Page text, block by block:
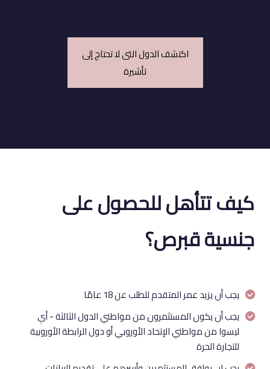
اكتشف الدول التى لا تحتاج إلى
تأشيرة
كيف تتأهل للحصول على
جنسية قبرص؟
يجب أن يزيد عمر المتقدم للطلب عن 18 عامًا
يجب أن يكون المستثمرون من مواطني الدول الثالثة - أي
ليسوا من مواطني الإتحاد الأوروبي أو دول الرابطة الأوروبية
للتجارة الحرة